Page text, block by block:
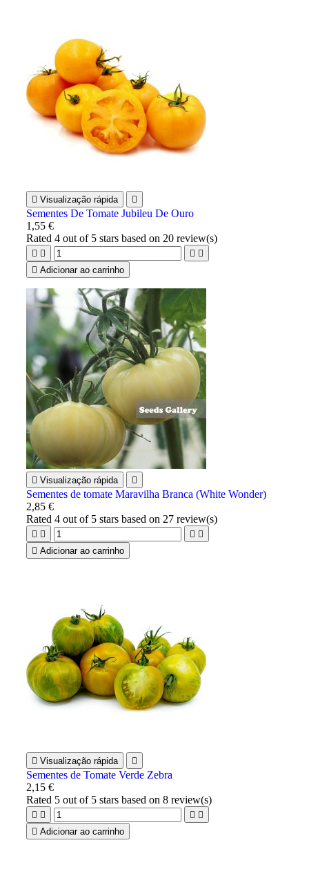
 Visualização rápida 
Sementes De Tomate Jubileu De Ouro
1,55 €
Rated4 out of 5 stars based on 20 review(s)
   
 Adicionar ao carrinho
 Visualização rápida 
Sementes de tomate Maravilha Branca (White Wonder)
2,85 €
Rated4 out of 5 stars based on 27 review(s)
   
 Adicionar ao carrinho
 Visualização rápida 
Sementes de Tomate Verde Zebra
2,15 €
Rated 5 out of 5 stars based on8 review(s)
   
 Adicionar ao carrinho